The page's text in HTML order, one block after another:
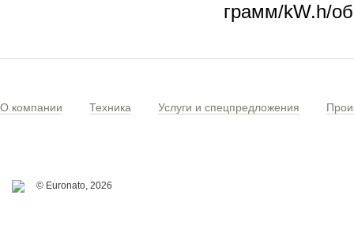
грамм/kW.h/
О компании Техника Услуги и спецпредложения
© Euronato, 2026